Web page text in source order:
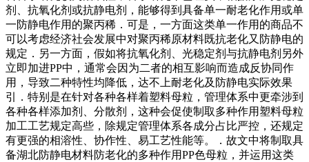
剂、抗氧化剂或抗静电剂，能够得到具备单一耐老化作用或单
一防静电作用的聚丙稀．可是，一方面这类单一作用的商品不
可以考虑经济社会发展中对聚丙稀原材料既抗老化又防静电的
规定．另一方面，假如将抗氧化剂、光稳定剂与抗静电剂另外
立即加进PP中，通常会因为二者的相互影响而造成反协同作
用，导致二种特性均降低，达不上耐老化及防静电实际效果
引．特别是在针对各种各样着塑料母粒，管理体系中更牵涉到
各种各样添加剂、分散剂，这种会促使制取多种作用塑料母粒
加工工艺规定高些，除规定管理体系各成分占比严控，还规定
有更强的相溶性、协作性、易工艺性能等。．故文中将制取具
备湖北防静电材料防老化的多种作用PP色母粒，并运用这类